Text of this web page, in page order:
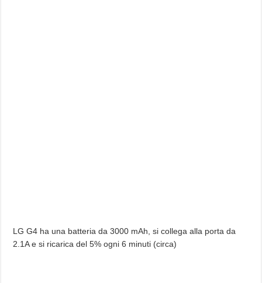
LG G4 ha una batteria da 3000 mAh, si collega alla porta da
2.1A e si ricarica del 5% ogni 6 minuti (circa)